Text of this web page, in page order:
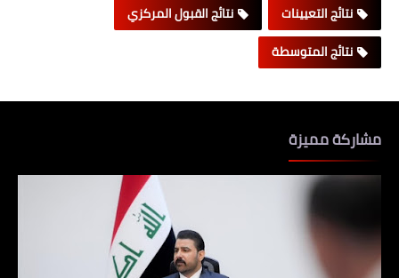
نتائج التعيينات
نتائج القبول المركزي
نتائج المتوسطة
مشاركة مميزة